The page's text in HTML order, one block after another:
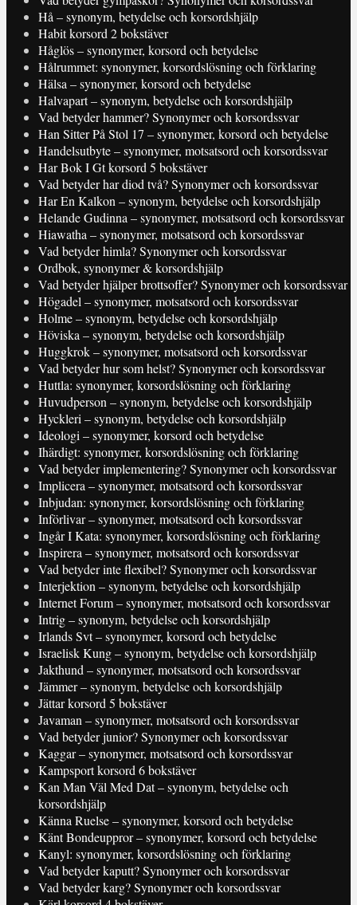
Hå – synonym, betydelse och korsordshjälp
Habit korsord 2 bokstäver
Håglös – synonymer, korsord och betydelse
Hålrummet: synonymer, korsordslösning och förklaring
Hälsa – synonymer, korsord och betydelse
Halvapart – synonym, betydelse och korsordshjälp
Vad betyder hammer? Synonymer och korsordssvar
Han Sitter På Stol 17 – synonymer, korsord och betydelse
Handelsutbyte – synonymer, motsatsord och korsordssvar
Har Bok I Gt korsord 5 bokstäver
Vad betyder har diod två? Synonymer och korsordssvar
Har En Kalkon – synonym, betydelse och korsordshjälp
Helande Gudinna – synonymer, motsatsord och korsordssvar
Hiawatha – synonymer, motsatsord och korsordssvar
Vad betyder himla? Synonymer och korsordssvar
Ordbok, synonymer & korsordshjälp
Vad betyder hjälper brottsoffer? Synonymer och korsordssvar
Högadel – synonymer, motsatsord och korsordssvar
Holme – synonym, betydelse och korsordshjälp
Höviska – synonym, betydelse och korsordshjälp
Huggkrok – synonymer, motsatsord och korsordssvar
Vad betyder hur som helst? Synonymer och korsordssvar
Huttla: synonymer, korsordslösning och förklaring
Huvudperson – synonym, betydelse och korsordshjälp
Hyckleri – synonym, betydelse och korsordshjälp
Ideologi – synonymer, korsord och betydelse
Ihärdigt: synonymer, korsordslösning och förklaring
Vad betyder implementering? Synonymer och korsordssvar
Implicera – synonymer, motsatsord och korsordssvar
Inbjudan: synonymer, korsordslösning och förklaring
Införlivar – synonymer, motsatsord och korsordssvar
Ingår I Kata: synonymer, korsordslösning och förklaring
Inspirera – synonymer, motsatsord och korsordssvar
Vad betyder inte flexibel? Synonymer och korsordssvar
Interjektion – synonym, betydelse och korsordshjälp
Internet Forum – synonymer, motsatsord och korsordssvar
Intrig – synonym, betydelse och korsordshjälp
Irlands Svt – synonymer, korsord och betydelse
Israelisk Kung – synonym, betydelse och korsordshjälp
Jakthund – synonymer, motsatsord och korsordssvar
Jämmer – synonym, betydelse och korsordshjälp
Jättar korsord 5 bokstäver
Javaman – synonymer, motsatsord och korsordssvar
Vad betyder junior? Synonymer och korsordssvar
Kaggar – synonymer, motsatsord och korsordssvar
Kampsport korsord 6 bokstäver
Kan Man Väl Med Dat – synonym, betydelse och
korsordshjälp
Känna Ruelse – synonymer, korsord och betydelse
Känt Bondeuppror – synonymer, korsord och betydelse
Kanyl: synonymer, korsordslösning och förklaring
Vad betyder kaputt? Synonymer och korsordssvar
Vad betyder karg? Synonymer och korsordssvar